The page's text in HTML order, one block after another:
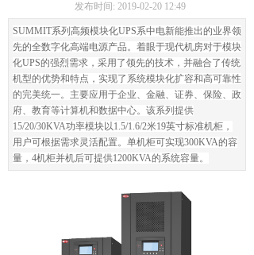
发布时间: 2019-02-20 12:49
SUMMIT系列高频模块化UPS系中电新能推出的业界领
先的全数字化高端电源产品。着眼于现代机房对于模块
化UPS的强烈需求，采用了领先的技术，并融合了传统
机型的优势和特点，实现了系统模块化扩容和高可靠性
的完美统一。主要应用于企业、金融、证券、保险、政
府、教育等计算机和数据中心。该系列提供
15/20/30KVA功率模块以1.5/1.6/2米19英寸标准机柜，
用户可根据需求灵活配置。单机柜可实现300KVA的容
量，4机柜并机后可提供1200KVA的系统容量。